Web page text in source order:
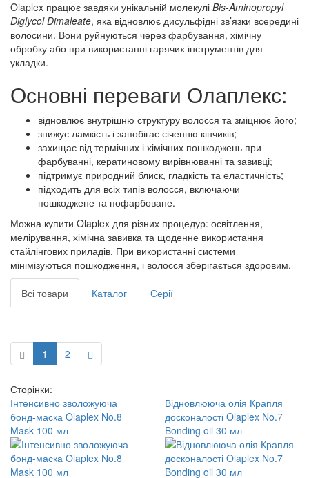
Olaplex працює завдяки унікальній молекулі Bis-Aminopropyl
Diglycol Dimaleate, яка відновлює дисульфідні зв’язки всередині
волосини. Вони руйнуються через фарбування, хімічну
обробку або при використанні гарячих інструментів для
укладки.
Основні переваги Олаплекс:
відновлює внутрішню структуру волосся та зміцнює його;
знижує ламкість і запобігає січенню кінчиків;
захищає від термічних і хімічних пошкоджень при
фарбуванні, кератиновому вирівнюванні та завивці;
підтримує природний блиск, гладкість та еластичність;
підходить для всіх типів волосся, включаючи
пошкоджене та пофарбоване.
Можна купити Olaplex для різних процедур: освітлення,
мелірування, хімічна завивка та щоденне використання
стайлінгових приладів. При використанні системи
мінімізуються пошкодження, і волосся зберігається здоровим.
Всі товари Каталог Серії
1 2
Сторінки:
Інтенсивно зволожуюча
бонд-маска Olaplex No.8
Mask 100 мл
Відновлююча олія Крапля
досконалості Olaplex No.7
Bonding oil 30 мл